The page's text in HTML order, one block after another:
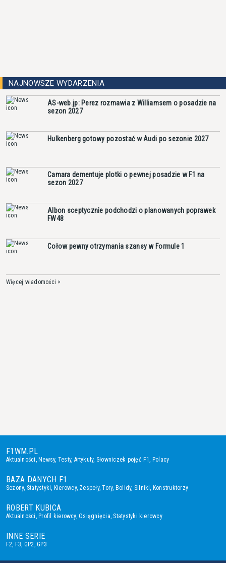
NAJNOWSZE WYDARZENIA
AS-web.jp: Perez rozmawia z Williamsem o posadzie na
sezon 2027
Hulkenberg gotowy pozostać w Audi po sezonie 2027
Camara dementuje plotki o pewnej posadzie w F1 na
sezon 2027
Albon sceptycznie podchodzi o planowanych poprawek
FW48
Cołow pewny otrzymania szansy w Formule 1
Więcej wiadomości >
F1WM.PL
Aktualności ,Newsy, Testy, Artykuły, Słowniczek pojęć F1 Polacy
BAZA DANYCH F1
Sezony, Statystyki Kierowcy, Zespoły,Tory, Bolidy, Silniki Konstruktorzy
ROBERT KUBICA
Aktualności ,Profil kierowcy,Osiągnięcia Statystyki kierowcy
INNE SERIE
F2 F3 GP2 ,GP3